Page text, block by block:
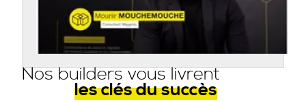
Nos builders vous livrent
les clés du succès